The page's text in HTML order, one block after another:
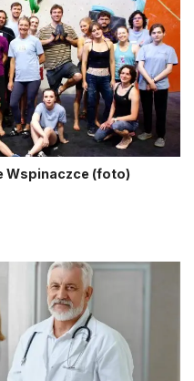
Wspinaczce (foto)